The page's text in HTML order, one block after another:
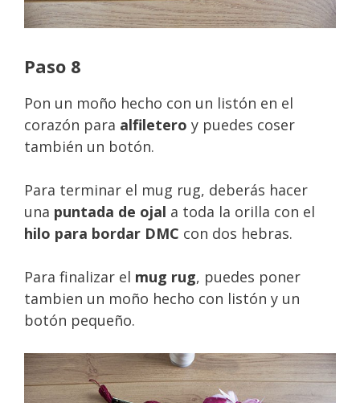
Paso 8
Pon un moño hecho con un listón en el
corazón para alfiletero y puedes coser
también un botón.
Para terminar el mug rug, deberás hacer
una puntada de ojal a toda la orilla con el
hilo para bordar DMC con dos hebras.
Para finalizar el mug rug, puedes poner
tambien un moño hecho con listón y un
botón pequeño.